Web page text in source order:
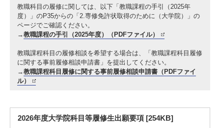
2. 工学院大学ヒストリー
3. #KUTE VOICE エンジニアリーダーたちの声
教職科目の履修に関しては、以下「教職課程の手引（2025年
度）」のP35からの「2.専修免許状取得のために（大学院）」の
ページでご確認ください。
→教職課程の手引（2025年度）（PDFファイル）
教職課程科目の履修相談を希望する場合は、「教職課程科目履修
に関する事前履修相談申請書」を提出してください。
→教職課程科目履修に関する事前履修相談申請書（PDFファイ
ル）
2026年度大学院科目等履修生出願要項 [254KB]